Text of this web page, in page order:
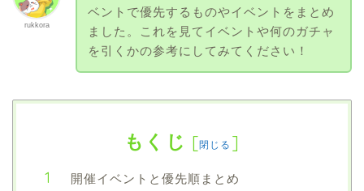
rukkora
ベントで優先するものやイベントをまとめ
ました。これを見てイベントや何のガチャ
を引くかの参考にしてみてください！
もくじ [閉じる ]
開催イベントと優先順まとめ